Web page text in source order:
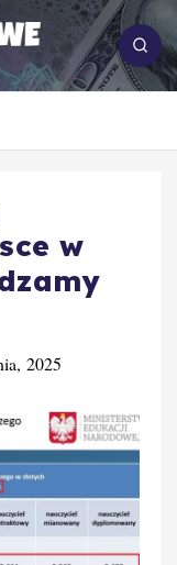
pracy, biznesie i
w
2025